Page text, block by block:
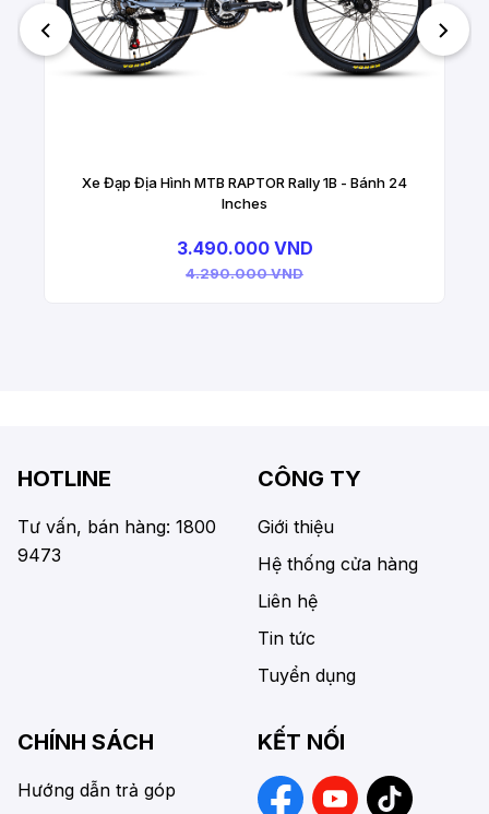
Xe Đạp Địa Hình MTB RAPTOR Rally 1B - Bánh 24
Inches
3.490.000 VND
4.290.000 VND
HOTLINE
Tư vấn, bán hàng: 1800
9473
CÔNG TY
Giới thiệu
Hệ thống cửa hàng
Liên hệ
Tin tức
Tuyển dụng
CHÍNH SÁCH
Hướng dẫn trả góp
KẾT NỐI